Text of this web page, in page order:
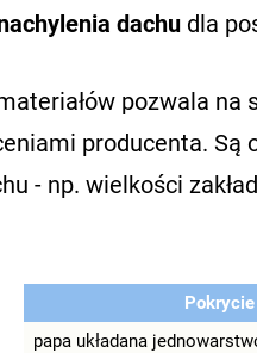
dachu dla
pozwala
producenta. Są
- np. wielkości
Pokrycie
papa układana